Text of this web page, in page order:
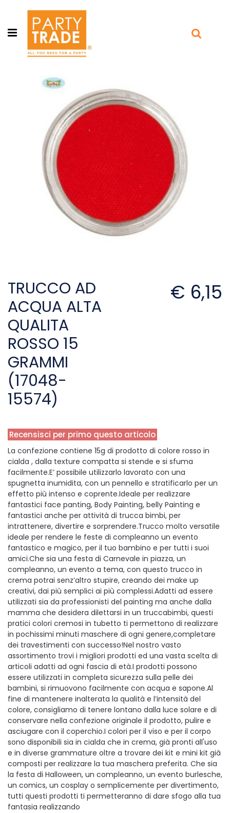
Open menu
TRUCCO AD
ACQUA ALTA
QUALITA
ROSSO 15
GRAMMI
(17048-
15574)
€ 6,15
Recensisci per primo questo articolo
La confezione contiene 15g di prodotto di colore rosso in
cialda , dalla texture compatta si stende e si sfuma
facilmente.E’ possibile utilizzarlo lavorato con una
spugnetta inumidita, con un pennello e stratificarlo per un
effetto più intenso e coprente.Ideale per realizzare
fantastici face panting, Body Painting, belly Painting e
fantastici anche per attività di trucca bimbi, per
intrattenere, divertire e sorprendere.Trucco molto versatile
ideale per rendere le feste di compleanno un evento
fantastico e magico, per il tuo bambino e per tutti i suoi
amici.Che sia una festa di Carnevale in piazza, un
compleanno, un evento a tema, con questo trucco in
crema potrai senz’altro stupire, creando dei make up
creativi, dai più semplici ai più complessi.Adatti ad essere
utilizzati sia da professionisti del painting ma anche dalla
mamma che desidera dilettarsi in un truccabimbi, questi
pratici colori cremosi in tubetto ti permettono di realizzare
in pochissimi minuti maschere di ogni genere,completare
dei travestimenti con successo!Nel nostro vasto
assortimento trovi i migliori prodotti ed una vasta scelta di
articoli adatti ad ogni fascia di età.I prodotti possono
essere utilizzati in completa sicurezza sulla pelle dei
bambini, si rimuovono facilmente con acqua e sapone.Al
fine di mantenere inalterata la qualità e l’intensità del
colore, consigliamo di tenere lontano dalla luce solare e di
conservare nella confezione originale il prodotto, pulire e
asciugare con il coperchio.I colori per il viso e per il corpo
sono disponibili sia in cialda che in crema, già pronti all'uso
e in diverse grammature oltre a trovare dei kit e mini kit già
composti per realizzare la tua maschera preferita. Che sia
la festa di Halloween, un compleanno, un evento burlesche,
un comics, un cosplay o semplicemente per divertimento,
tutti questi prodotti ti permetteranno di dare sfogo alla tua
fantasia realizzando